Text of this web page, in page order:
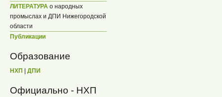
ЛИТЕРАТУРА о народных
промыслах и ДПИ Нижегородской
области
Публикации
Образование
НХП ДПИ
Официально - НХП